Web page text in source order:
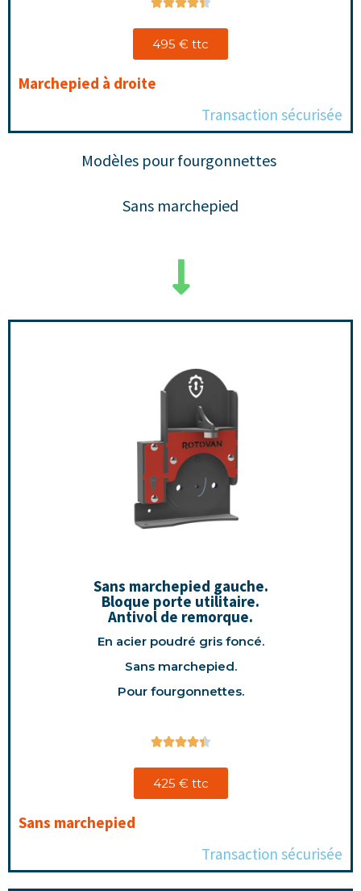
495 € ttc
Marchepied à droite
Transaction sécurisée
Modèles pour fourgonnettes
Sans marchepied
Sans marchepied gauche.
Bloque porte utilitaire.
Antivol de remorque.
En acier poudré gris foncé.
Sans marchepied.
Pour fourgonnettes.

425 € ttc
Sans marchepied
Transaction sécurisée